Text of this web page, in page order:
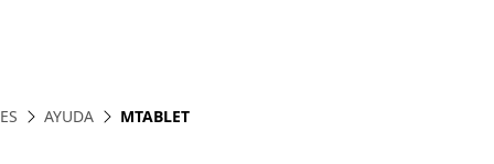
ES AYUDA MTABLET